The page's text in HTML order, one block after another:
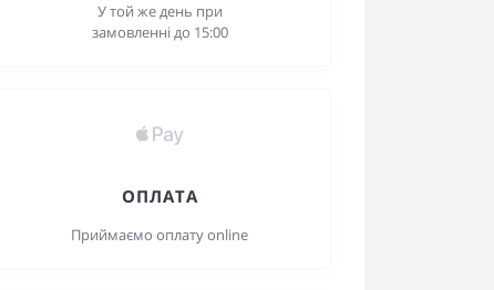
У той же день при
замовленні до 15:00
ОПЛАТА
Приймаємо оплату online